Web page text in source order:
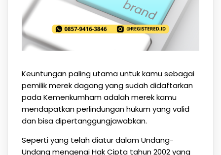
Keuntungan paling utama untuk kamu sebagai
pemilik merek dagang yang sudah didaftarkan
pada Kemenkumham adalah merek kamu
mendapatkan perlindungan hukum yang valid
dan bisa dipertanggungjawabkan.
Seperti yang telah diatur dalam Undang-
Undang mengenai Hak Cipta tahun 2002 yang